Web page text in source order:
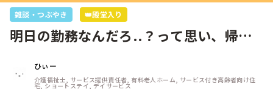
雑談・つぶやき 👑殿堂入り
明日の勤務なんだろ..？って思い、帰っ
ひぃー
介護福祉士, サービス提供責任者, 有料老人ホーム, サービス付き高齢者向け住
宅, ショートステイ, デイサービス